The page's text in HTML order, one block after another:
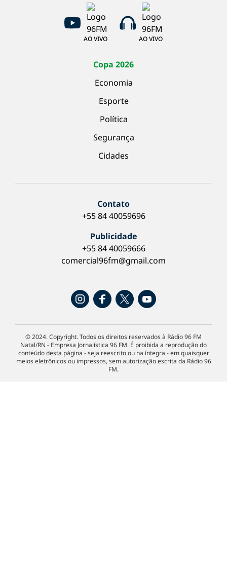
AO VIVO AO VIVO
Copa 2026
Economia
Esporte
Política
Segurança
Cidades
Contato
+55 84 40059696
Publicidade
+55 84 40059666
comercial96fm@gmail.com
© 2024. Copyright. Todos os direitos reservados à Rádio 96 FM
Natal/RN - Empresa Jornalística 96 FM. É proibida a reprodução do
conteúdo desta página - seja reescrito ou na íntegra - em quaisquer
meios eletrônicos ou impressos, sem autorização escrita da Rádio 96
FM.